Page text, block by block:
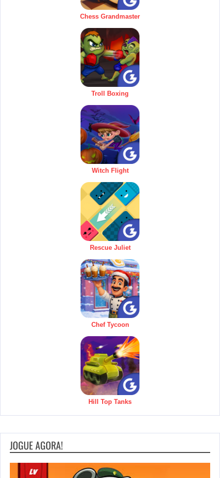
Chess Grandmaster
Troll Boxing
Witch Flight
Rescue Juliet
Chef Tycoon
Hill Top Tanks
JOGUE AGORA!